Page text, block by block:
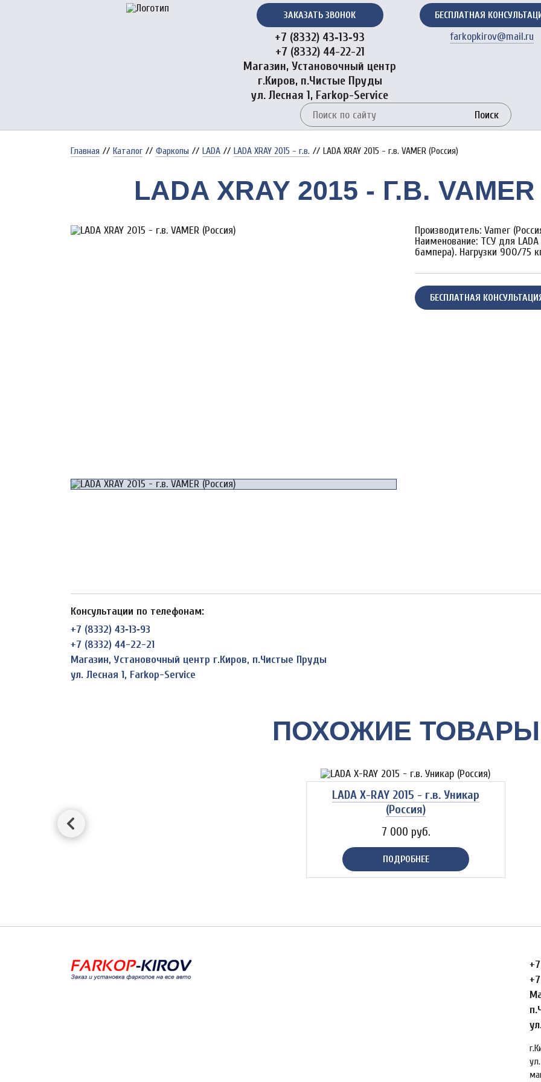
ЗАКАЗАТЬ ЗВОНОК
+7 (8332) 43‑13‑93
+7 (8332) 44-22-21
Магазин, Установочный центр
г.Киров, п.Чистые Пруды
ул. Лесная 1, Farkop-Service
БЕСПЛАТНАЯ
farkopkirov@mail.ru
Поиск
Главная // Каталог // Фаркопы // LADA // LADA XRAY 2015 - г.в. // LADA XRAY 2015 - г.в. VAMER (Россия)
LADA XRAY 2015 - Г.В.
Производитель: Vamer
Наименование: ТСУ для
бампера). Нагрузки 900/75
БЕСПЛАТНАЯ
Консультации по телефонам:
+7 (8332) 43‑13‑93
+7 (8332) 44-22-21
Магазин, Установочный центр г.Киров, п.Чистые Пруды
ул. Лесная 1, Farkop-Service
ПОХОЖИЕ ТОВАРЫ
LADA X-RAY 2015 - г.в. Уникар
(Россия)
7 000 руб.
ПОДРОБНЕЕ